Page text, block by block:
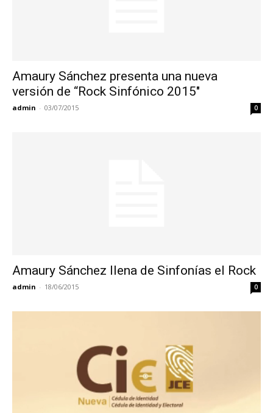
Amaury Sánchez presenta una nueva
versión de “Rock Sinfónico 2015″
admin - 03/07/2015 0
Amaury Sánchez llena de Sinfonías el Rock
admin - 18/06/2015 0